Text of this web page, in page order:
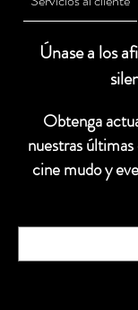
Aún no hay
frecuentes
ninguna
por ahora.
revisar en
explora
Únase a los
Obtenga
nuestras
cine mudo y